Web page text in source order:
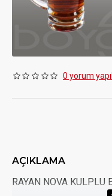
0 yorum
AÇIKLAMA
RAYAN NOVA KULPLU